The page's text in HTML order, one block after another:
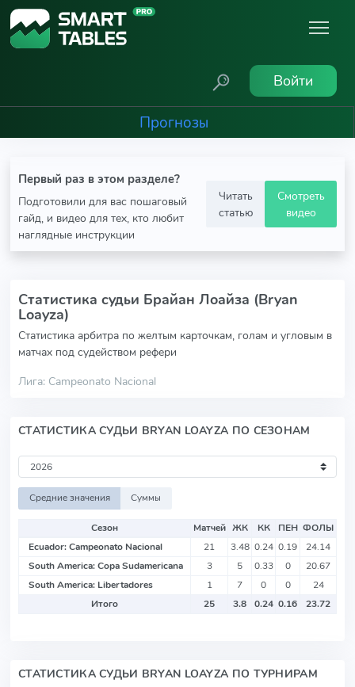
Войти
Прогнозы
Первый раз в этом разделе?
Подготовили для вас пошаговый
гайд, и видео для тех, кто любит
наглядные инструкции
Читать
статью
Смотреть
видео
Статистика судьи Брайан Лоайза (Bryan
Loayza)
Статистика арбитра по желтым карточкам, голам и угловым в
матчах под судейством рефери
Лига: Campeonato Nacional
СТАТИСТИКА СУДЬИ BRYAN LOAYZA ПО СЕЗОНАМ
Средние значения Суммы
Сезон Матчей ЖК КК ПЕН ФОЛЫ
Ecuador: Campeonato Nacional
21 3.48 0.24 0.19
24.14
South America: Copa Sudamericana
3 5 0.33 0
20.67
South America: Libertadores
1 7 0 0
24
Итого
25 3.8 0.24 0.16 23.72
СТАТИСТИКА СУДЬИ BRYAN LOAYZA ПО ТУРНИРАМ